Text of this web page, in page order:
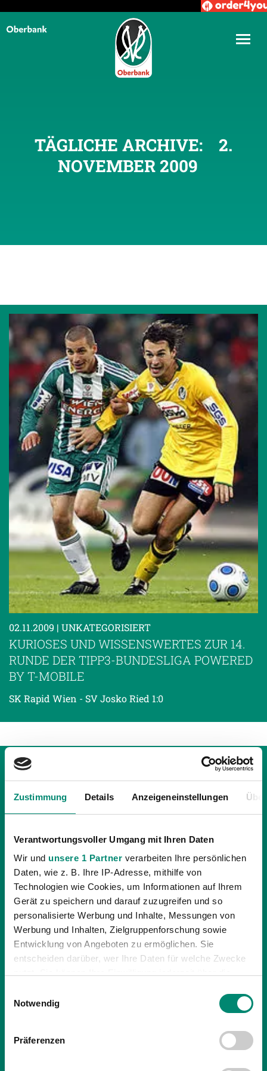
Zustimmung Details Anzeigeneinstellungen
Verantwortungsvoller Umgang mit Ihren Daten
Wir und unsere 1 Partner verarbeiten Ihre persönlichen
Daten, wie z. B. Ihre IP-Adresse, mithilfe von
Technologien wie Cookies, um Informationen auf Ihrem
Gerät zu speichern und darauf zuzugreifen und so
personalisierte Werbung und Inhalte, Messungen von
Werbung und Inhalten, Zielgruppenforschung sowie
Entwicklung von Angeboten zu ermöglichen. Sie
entscheiden darüber, wer Ihre Daten für welche Zwecke
Trigger Symbol ändern oder widerrufen
Erfahren Sie mehr darüber, wie Ihre persönlichen Daten
verarbeitet werden, und legen Sie Ihre Präferenzen im
Notwendig
Präferenzen
TÄGLICHE ARCHIVE:
2.
NOVEMBER 2009
02.11.2009 | UNKATEGORISIERT
KURIOSES UND WISSENSWERTES ZUR 14.
RUNDE DER TIPP3-BUNDESLIGA POWERED
BY T-MOBILE
SK Rapid Wien - SV Josko Ried 1:0
„DIE SPORTWOCHE SPORTHILFE CHARITY